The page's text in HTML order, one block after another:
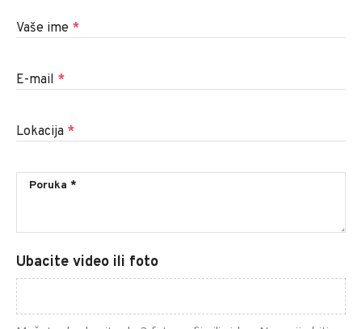
Vaše ime *
E-mail *
Lokacija *
Ubacite video ili foto